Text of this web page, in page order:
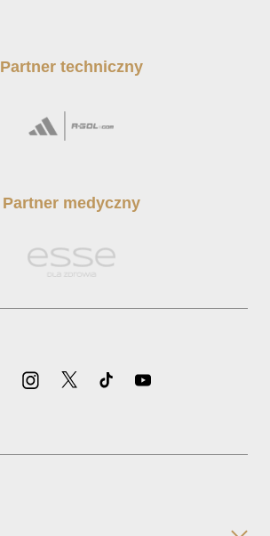
Partner techniczny
Partner medyczny